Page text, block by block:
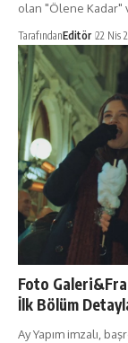
olan "Ölene Kadar"
TarafındanEditör 22 Nis
Foto
İlk Bölüm
Ay Yapım imzalı,